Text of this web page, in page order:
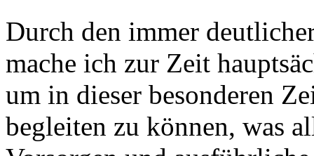
Durch den immer
mache ich zur Zeit
um in dieser besonderen
begleiten zu können, was